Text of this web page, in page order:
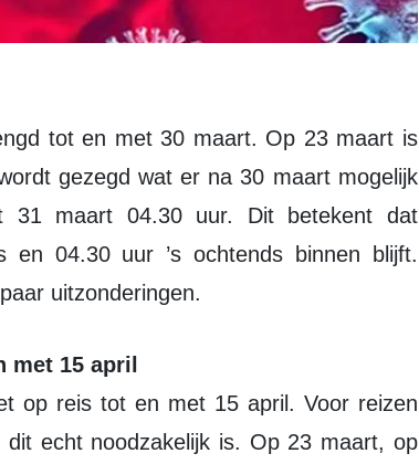
gezegd wat er na 30 maart mogelijk
31 maart 04.30 uur. Dit betekent dat
en 04.30 uur ’s ochtends binnen blijft.
uitzonderingen.
met 15 april
op reis tot en met 15 april. Voor reizen
echt noodzakelijk is. Op 23 maart, op